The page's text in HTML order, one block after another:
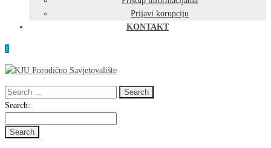
Prijavi korupciju
KONTAKT
0
Search
for:
Search
Search: